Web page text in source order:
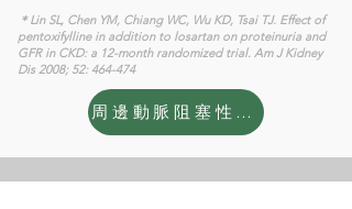
＊Lin SL, Chen YM, Chiang WC, Wu KD, Tsai TJ. Effect of
pentoxifylline in addition to losartan on proteinuria and
GFR in CKD: a 12-month randomized trial. Am J Kidney
Dis 2008; 52: 464-474
周邊動脈阻塞性疾病用藥